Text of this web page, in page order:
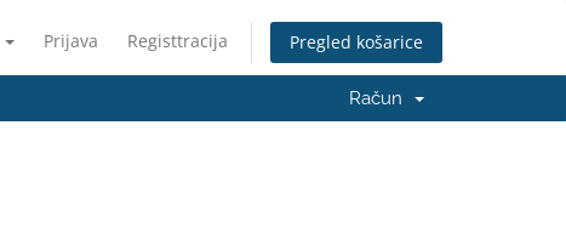
Prijava Registtracija Pregled košarice
Račun